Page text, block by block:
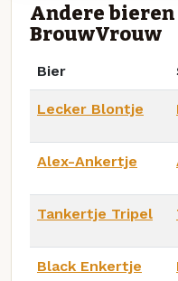
Andere bieren
BrouwVrouw
Bier
Lecker Blontje
Alex-Ankertje
Tankertje Tripel
Black Enkertje